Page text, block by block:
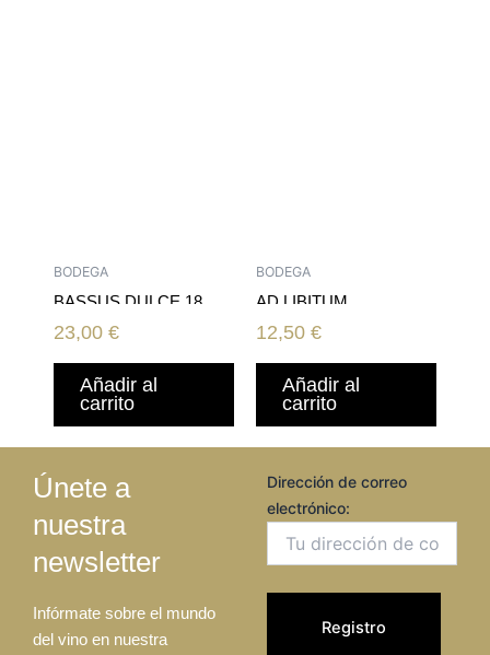
BODEGA
BASSUS DULCE 18
23,00€
Añadir al
carrito
BODEGA
AD LIBITUM
MATURANA TINTA 2012
12,50 €
Añadir al
carrito
Únete a
nuestra
newsletter
Infórmate sobre el mundo
del vino en nuestra
Dirección de correo
electrónico: